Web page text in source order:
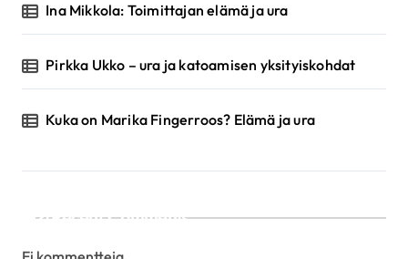
Ina Mikkola: Toimittajan elämä ja ura
Pirkka Ukko – ura ja katoamisen yksityiskohdat
Kuka on Marika Fingerroos? Elämä ja ura
Recent Comments